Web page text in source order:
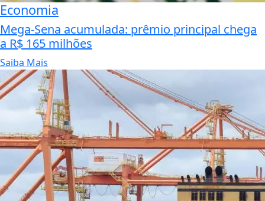
Economia
Mega-Sena acumulada: prêmio principal chega
a R$ 165 milhões
Saiba Mais